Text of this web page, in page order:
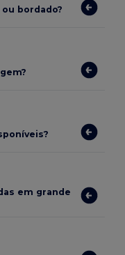
bordado?
em grande